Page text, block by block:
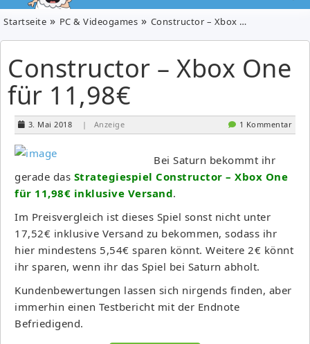
Startseite PC & Videogames Constructor – Xbox One für 11,98€
Constructor – Xbox One
für 11,98€
3. Mai 2018 | Anzeige 1 Kommentar
Bei Saturn bekommt ihr
gerade das Strategiespiel Constructor – Xbox One
für 11,98€ inklusive Versand.
Im Preisvergleich ist dieses Spiel sonst nicht unter
17,52€ inklusive Versand zu bekommen, sodass ihr
hier mindestens 5,54€ sparen könnt. Weitere 2€ könnt
ihr sparen, wenn ihr das Spiel bei Saturn abholt.
Kundenbewertungen lassen sich nirgends finden, aber
immerhin einen Testbericht mit der Endnote
Befriedigend.